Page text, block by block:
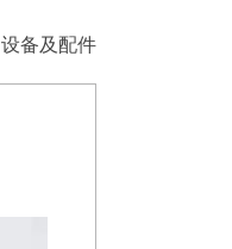
设备及配件